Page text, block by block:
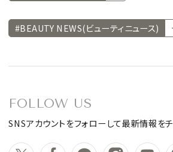
#BEAUTY NEWS(ビューティニュース)
FOLLOW US
SNSアカウントをフォローして最新情報をチ